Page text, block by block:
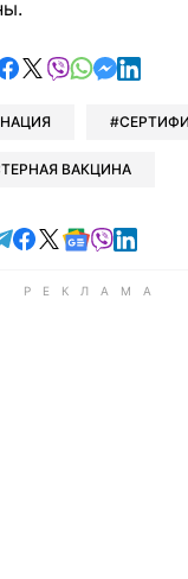
в Telegram
поделиться в
поделиться в X
отправить в
ВАКЦИНА
Читайте в Telegram
Читайте в
Читайте в X
Читайте в